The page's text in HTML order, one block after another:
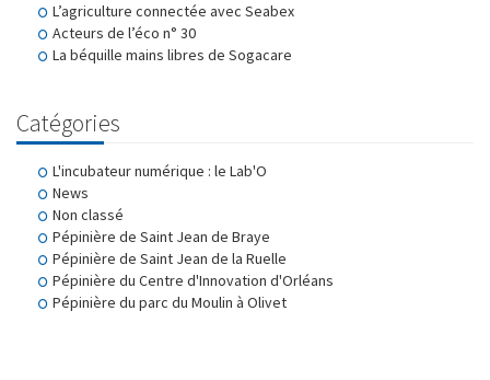
L’agriculture connectée avec Seabex
Acteurs de l’éco n° 30
La béquille mains libres de Sogacare
Catégories
L'incubateur numérique : le Lab'O
News
Non classé
Pépinière de Saint Jean de Braye
Pépinière de Saint Jean de la Ruelle
Pépinière du Centre d'Innovation d'Orléans
Pépinière du parc du Moulin à Olivet